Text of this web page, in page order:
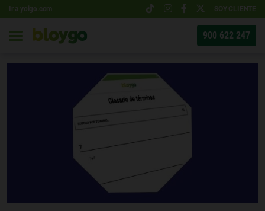
Ir a yoigo.com SOY CLIENTE
900 622 247